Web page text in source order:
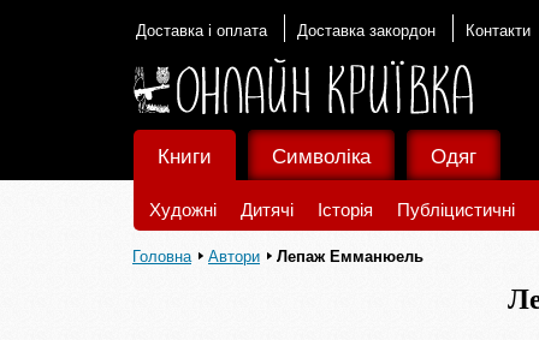
Доставка і оплата Доставка закордон Контакти
Книги
Художні Дитячі Історія Публіцистичні
Символіка Одяг
Головна Автори Лепаж Емманюель